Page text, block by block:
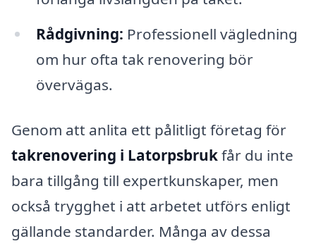
Rådgivning: Professionell vägledning
om hur ofta tak renovering bör
övervägas.
Genom att anlita ett pålitligt företag för
takrenovering i Latorpsbrukfår du inte
bara tillgång till expertkunskaper, men
också trygghet i att arbetet utförs enligt
gällande standarder. Många av dessa